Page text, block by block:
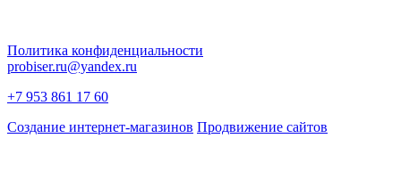
Политика конфиденциальности
probiser.ru@yandex.ru
+7 953 861 17 60
Создание интернет-магазинов Продвижение сайтов